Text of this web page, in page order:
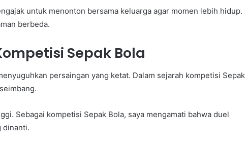
untuk menonton bersama keluarga agar momen lebih hidup.
berbeda.
Sepak Bola
persaingan yang ketat. Dalam sejarah kompetisi Sepak
Sebagai kompetisi Sepak Bola, saya mengamati bahwa duel
dinanti.